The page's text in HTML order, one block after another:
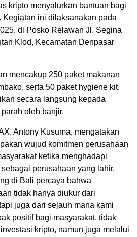
kripto menyalurkan bantuan bagi
Kegiatan ini dilaksanakan pada
di Posko Relawan Jl. Segina
Klod, Kecamatan Denpasar
mencakup 250 paket makanan
serta 50 paket hygiene kit.
secara langsung kepada
oleh banjir.
Antony Kusuma, mengatakan
wujud komitmen perusahaan
ketika menghadapi
perusahaan yang lahir,
di Bali percaya bahwa
tidak hanya diukur dari
juga dari sejauh mana kami
positif bagi masyarakat, tidak
kripto, namun juga melalui